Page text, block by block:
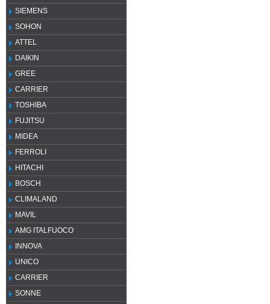
SIEMENS
SOHON
ATTEL
DAIKIN
GREE
CARRIER
TOSHIBA
FUJITSU
MIDEA
FERROLI
HITACHI
BOSCH
CLIMALAND
MAVIL
AMG ITALFUOCO
INNOVA
UNICO
CARRIER
SONNE